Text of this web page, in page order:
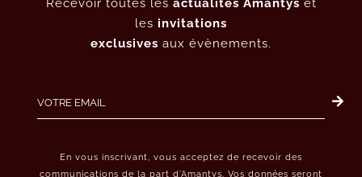
Recevoir toutes les actualités Amantys et
les invitations
exclusives aux évènements.
En vous inscrivant, vous acceptez de recevoir des
communications de la part d’Amantys. Vos données seront